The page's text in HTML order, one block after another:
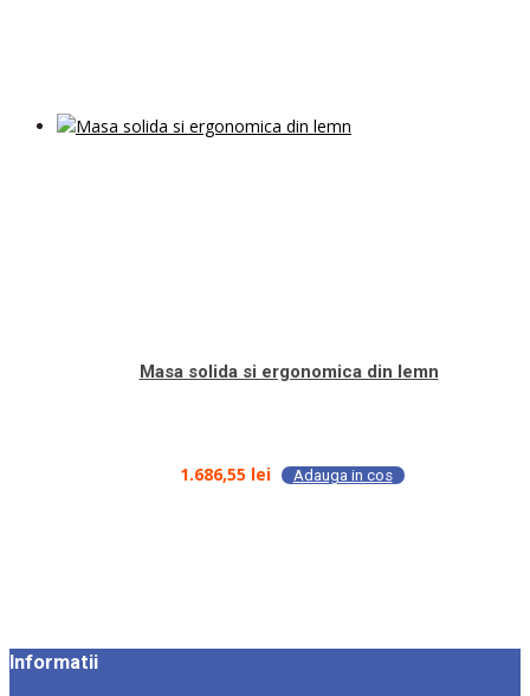
Masa solida si ergonomica din lemn
1.686,55 lei Adauga in cos
Informatii